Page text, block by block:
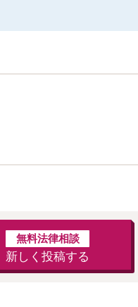
無料法律相談
新しく投稿する